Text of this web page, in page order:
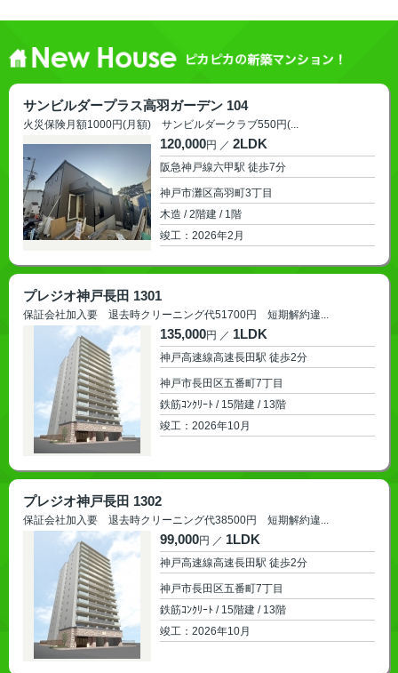
サンビルダープラス高羽ガーデン 104
火災保険月額1000円(月額) サンビルダークラブ550円(...
120,000円 ／ 2LDK
阪急神戸線六甲駅 徒歩7分
神戸市灘区高羽町3丁目
木造 / 2階建 / 1階
2026年2月
プレジオ神戸長田 1301
保証会社加入要 退去時クリーニング代51700円 短期解約違...
135,000円 ／ 1LDK
神戸高速線高速長田駅 徒歩2分
神戸市長田区五番町7丁目
鉄筋ｺﾝｸﾘｰﾄ / 15階建 / 13階
2026年10月
プレジオ神戸長田 1302
保証会社加入要 退去時クリーニング代38500円 短期解約違...
99,000円 ／ 1LDK
神戸高速線高速長田駅 徒歩2分
神戸市長田区五番町7丁目
鉄筋ｺﾝｸﾘｰﾄ / 15階建 / 13階
2026年10月